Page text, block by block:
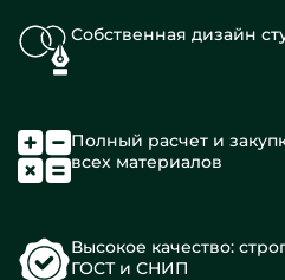
Собственная дизайн
Полный расчет и
всех материалов
Высокое качество:
ГОСТ и СНИП